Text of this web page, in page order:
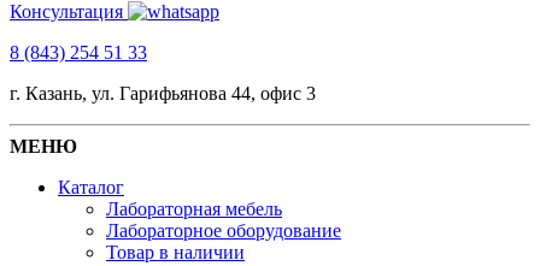
Консультация
8 (843) 254 51 33
г. Казань, ул. Гарифьянова 44, офис 3
МЕНЮ
Каталог
Лабораторная мебель
Лабораторное оборудование
Товар в наличии